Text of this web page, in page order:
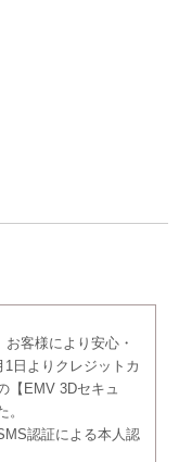
客様により安心・
日よりクレジットカ
【EMV 3Dセキュ
認証による本人認